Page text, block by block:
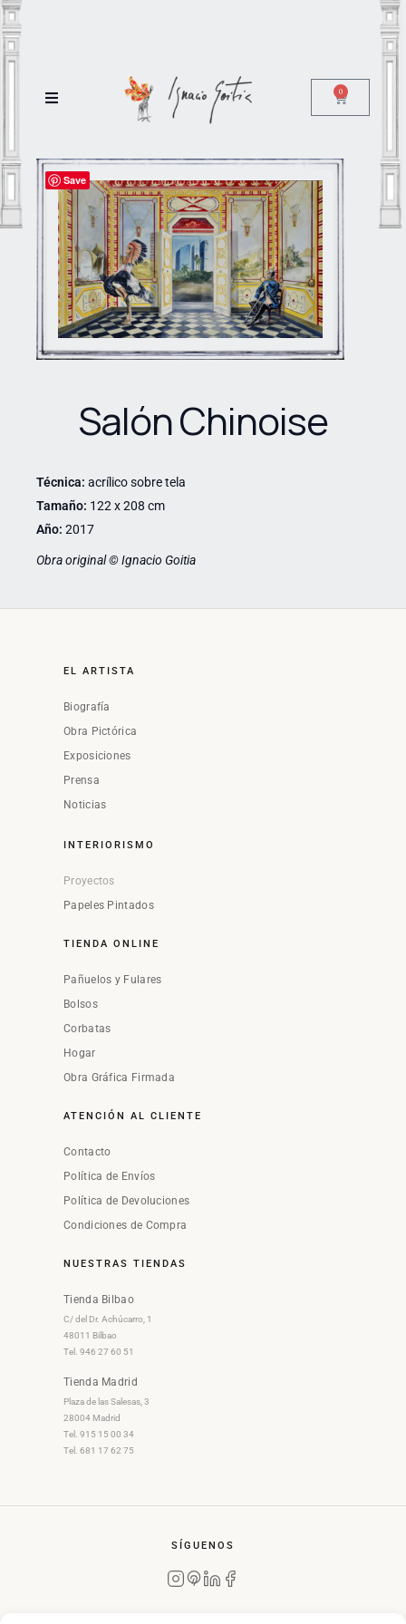
0
Save
Salón Chinoise
Técnica: acrílico sobre tela
Tamaño: 122 x 208 cm
Año: 2017
Obra original © Ignacio Goitia
EL ARTISTA
Biografía
Obra Pictórica
Exposiciones
Prensa
Noticias
INTERIORISMO
Proyectos
Papeles Pintados
TIENDA ONLINE
Pañuelos y Fulares
Bolsos
Corbatas
Hogar
Obra Gráfica Firmada
ATENCIÓN AL CLIENTE
Contacto
Política de Envíos
Política de Devoluciones
Condiciones de Compra
NUESTRAS TIENDAS
Tienda Bilbao
C/ del Dr. Achúcarro, 1
48011 Bilbao
Tel. 946 27 60 51
Tienda Madrid
Plaza de las Salesas, 3
28004 Madrid
Tel. 915 15 00 34
Tel. 681 17 62 75
SÍGUENOS